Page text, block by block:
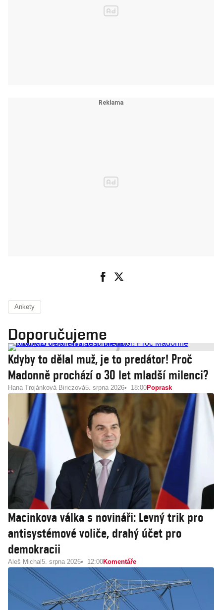
Ankety
Doporučujeme
Kdyby to dělal muž, je to predátor! Proč
Madonně prochází o 30 let mladší milenci?
Hana Trojánková Biriczová5. srpna 2026 18:00Poprask
Macinkova válka s novináři: Levný trik pro
antisystémové voliče, drahý účet pro
demokracii
Aleš Michal 5. srpna 2026 12:00Komentáře